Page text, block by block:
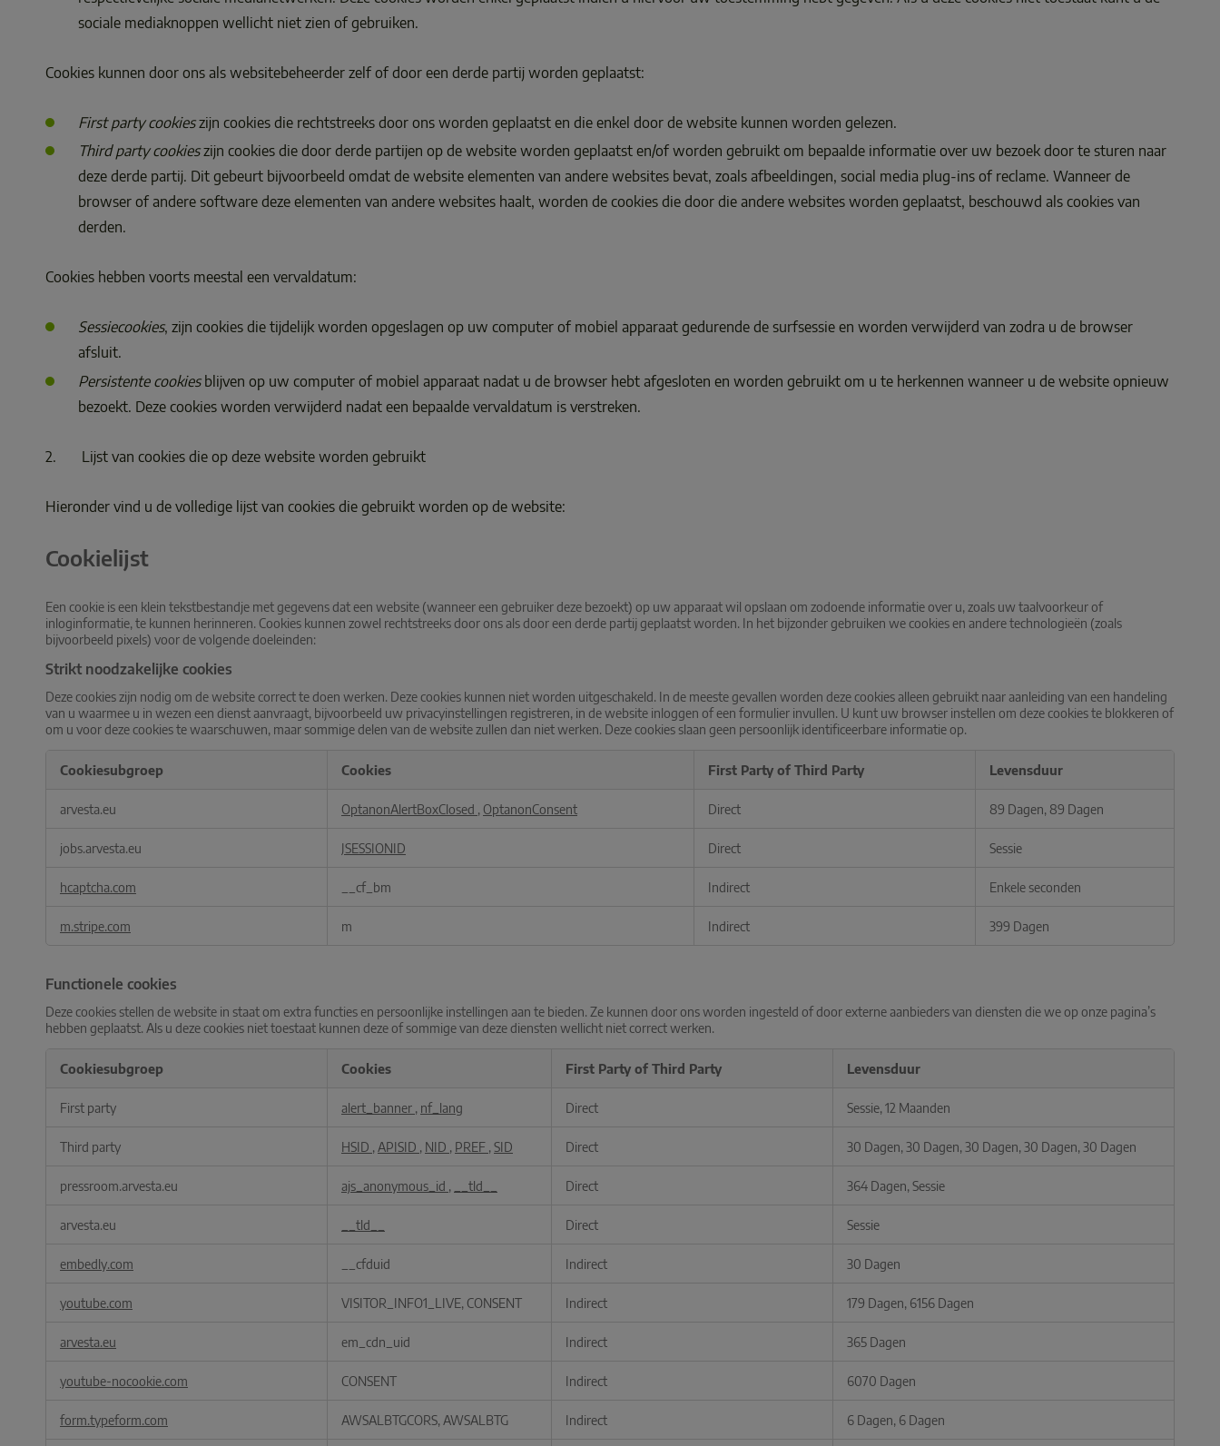
sociale mediaknoppen wellicht niet zien of gebruiken.
Cookies kunnen door ons als websitebeheerder zelf of door een derde partij worden geplaatst:
First party cookies zijn cookies die rechtstreeks door ons worden geplaatst en die enkel door de website kunnen worden gelezen.
Third party cookies zijn cookies die door derde partijen op de website worden geplaatst en/of worden gebruikt om bepaalde informatie over uw bezoek door te sturen naar
deze derde partij. Dit gebeurt bijvoorbeeld omdat de website elementen van andere websites bevat, zoals afbeeldingen, social media plug-ins of reclame. Wanneer de
browser of andere software deze elementen van andere websites haalt, worden de cookies die door die andere websites worden geplaatst, beschouwd als cookies van
derden.
Cookies hebben voorts meestal een vervaldatum:
Sessiecookies, zijn cookies die tijdelijk worden opgeslagen op uw computer of mobiel apparaat gedurende de surfsessie en worden verwijderd van zodra u de browser
afsluit.
Persistente cookies blijven op uw computer of mobiel apparaat nadat u de browser hebt afgesloten en worden gebruikt om u te herkennen wanneer u de website opnieuw
bezoekt. Deze cookies worden verwijderd nadat een bepaalde vervaldatum is verstreken.
2.       Lijst van cookies die op deze website worden gebruikt
Hieronder vind u de volledige lijst van cookies die gebruikt worden op de website:
Cookielijst
Een cookie is een klein tekstbestandje met gegevens dat een website (wanneer een gebruiker deze bezoekt) op uw apparaat wil opslaan om zodoende informatie over u, zoals uw taalvoorkeur of
inloginformatie, te kunnen herinneren. Cookies kunnen zowel rechtstreeks door ons als door een derde partij geplaatst worden. In het bijzonder gebruiken we cookies en andere technologieën (zoals
bijvoorbeeld pixels) voor de volgende doeleinden:
Strikt noodzakelijke cookies
Deze cookies zijn nodig om de website correct te doen werken. Deze cookies kunnen niet worden uitgeschakeld. In de meeste gevallen worden deze cookies alleen gebruikt naar aanleiding van een handeling
van u waarmee u in wezen een dienst aanvraagt, bijvoorbeeld uw privacyinstellingen registreren, in de website inloggen of een formulier invullen. U kunt uw browser instellen om deze cookies te blokkeren of
om u voor deze cookies te waarschuwen, maar sommige delen van de website zullen dan niet werken. Deze cookies slaan geen persoonlijk identificeerbare informatie op.
noodzakelijke
Cookiesubgroep Cookies First Party of Third Party Levensduur
arvesta.eu OptanonAlertBoxClosed , OptanonConsent Direct 89 Dagen, 89 Dagen
jobs.arvesta.eu JSESSIONID Direct Sessie
hcaptcha.com __cf_bm Indirect Enkele seconden
m.stripe.com m Indirect 399 Dagen
Functionele cookies
Deze cookies stellen de website in staat om extra functies en persoonlijke instellingen aan te bieden. Ze kunnen door ons worden ingesteld of door externe aanbieders van diensten die we op onze pagina’s
hebben geplaatst. Als u deze cookies niet toestaat kunnen deze of sommige van deze diensten wellicht niet correct werken.
cookies
Cookiesubgroep Cookies First Party of Third Party Levensduur
First party alert_banner , nf_lang Direct Sessie, 12 Maanden
Third party HSID , APISID , NID , PREF , SID Direct 30 Dagen, 30 Dagen, 30 Dagen, 30 Dagen, 30 Dagen
pressroom.arvesta.eu ajs_anonymous_id , __tld__ Direct 364 Dagen, Sessie
arvesta.eu __tld__ Direct Sessie
embedly.com __cfduid Indirect 30 Dagen
youtube.com VISITOR_INFO1_LIVE, CONSENT Indirect 179 Dagen, 6156 Dagen
arvesta.eu em_cdn_uid Indirect 365 Dagen
youtube-nocookie.com CONSENT Indirect 6070 Dagen
form.typeform.com AWSALBTGCORS, AWSALBTG Indirect 6 Dagen, 6 Dagen